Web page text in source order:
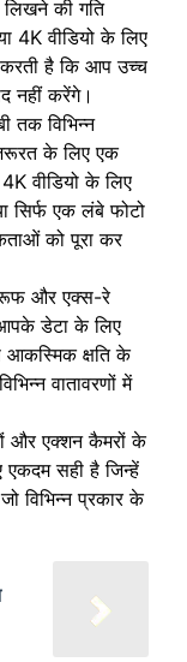
की गति
4K वीडियो के लिए
है कि आप उच्च
नहीं करेंगे।
तक विभिन्न
के लिए एक
वीडियो के लिए
सिर्फ एक लंबे फोटो
को पूरा कर
और एक्स-रे
डेटा के लिए
आकस्मिक क्षति के
वातावरणों में
और एक्शन कैमरों के
एकदम सही है जिन्हें
विभिन्न प्रकार के